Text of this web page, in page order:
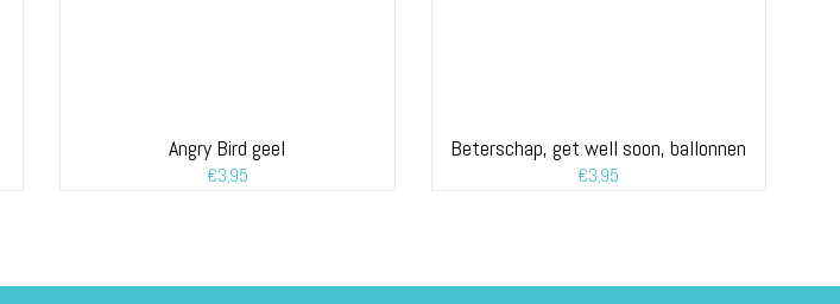
Angry Bird geel
€3,95
Beterschap, get well soon, ballonnen
€3,95